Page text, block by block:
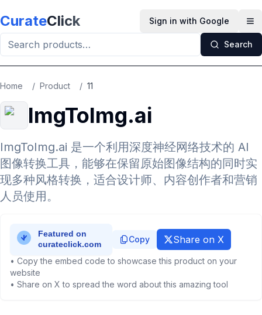
CurateClick Sign in with Google
Search
Home / Product / 11
ImgToImg.ai
ImgToImg.ai 是一个利用深度神经网络技术的 AI
图像转换工具，能够在保留原始图像结构的同时实
现多种风格转换，适合设计师、内容创作者和营销
人员使用。
Copy Share on X
• Copy the embed code to showcase this product on your
website
• Share on X to spread the word about this amazing tool